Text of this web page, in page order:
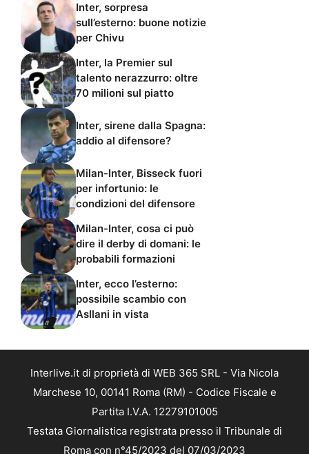
Inter, sorpresa
sull’esterno: buone notizie
per Chivu
Inter, la Premier sul
talento nerazzurro: oltre
70 milioni sul piatto
Inter, sirene dalla Spagna:
addio al difensore?
Milan-Inter, Bisseck fuori
per infortunio: le
condizioni del difensore
Milan-Inter, cosa ci può
dire il derby di domani: le
probabili formazioni
Inter, ecco l’esterno:
possibile scambio con
Asllani in vista
Interlive.it di proprietà di WEB 365 SRL - Via Nicola
Marchese 10, 00141 Roma (RM) - Codice Fiscale e
Partita I.V.A. 12279101005
Testata Giornalistica registrata presso il Tribunale di
Roma con n°45/2023 del 07/03/2023